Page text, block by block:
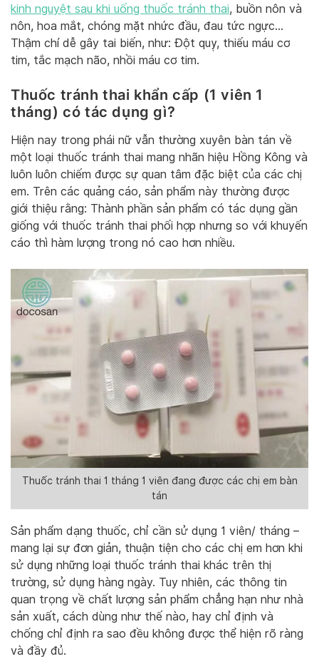
kinh nguyệt sau khi uống thuốc tránh thai, buồn nôn và
nôn, hoa mắt, chóng mặt nhức đầu, đau tức ngực…
Thậm chí dễ gây tai biến, như: Đột quỵ, thiếu máu cơ
tim, tắc mạch não, nhồi máu cơ tim.
Thuốc tránh thai khẩn cấp (1 viên 1
tháng) có tác dụng gì?
Hiện nay trong phái nữ vẫn thường xuyên bàn tán về
một loại thuốc tránh thai mang nhãn hiệu Hồng Kông và
luôn luôn chiếm được sự quan tâm đặc biệt của các chị
em. Trên các quảng cáo, sản phẩm này thường được
giới thiệu rằng: Thành phần sản phẩm có tác dụng gần
giống với thuốc tránh thai phối hợp nhưng so với khuyến
cáo thì hàm lượng trong nó cao hơn nhiều.
Thuốc tránh thai 1 tháng 1 viên đang được các chị em bàn
tán
Sản phẩm dạng thuốc, chỉ cần sử dụng 1 viên/ tháng –
mang lại sự đơn giản, thuận tiện cho các chị em hơn khi
sử dụng những loại thuốc tránh thai khác trên thị
trường, sử dụng hàng ngày. Tuy nhiên, các thông tin
quan trọng về chất lượng sản phẩm chẳng hạn như nhà
sản xuất, cách dùng như thế nào, hay chỉ định và
chống chỉ định ra sao đều không được thể hiện rõ ràng
và đầy đủ.